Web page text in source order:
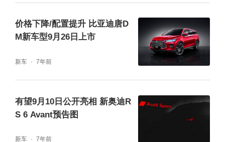
价格下降/配置提升 比亚迪唐D
M新车型9月26日上市
新车 7年前
有望9月10日公开亮相 新奥迪R
S 6 Avant预告图
新车 7年前